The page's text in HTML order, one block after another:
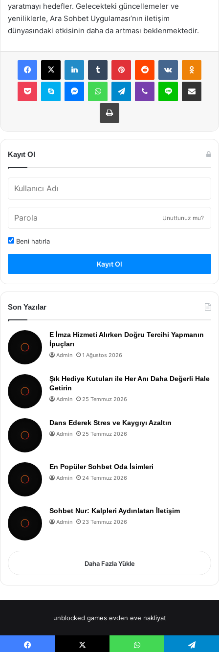
yaratmayı hedefler. Gelecekteki güncellemeler ve
yeniliklerle, Ara Sohbet Uygulaması’nın iletişim
dünyasındaki etkisinin daha da artması beklenmektedir.
Facebook
X LinkedInTumblr PinterestReddit VKontakte
Pocket Skype MessengerWhatsAppTelegramViber Line E-Posta ile
Yazdır
Kayıt Ol
Unuttunuz mu?
Beni hatırla
Kayıt Ol
Son Yazılar
E İmza Hizmeti Alırken Doğru Tercihi Yapmanın
İpuçları
Admin 1 Ağustos 2026
Şık Hediye Kutuları ile Her Anı Daha Değerli Hale
Getirin
Admin 25 Temmuz 2026
Dans Ederek Stres ve Kaygıyı Azaltın
Admin 25 Temmuz 2026
En Popüler Sohbet Oda İsimleri
Admin 24 Temmuz 2026
Sohbet Nur: Kalpleri Aydınlatan İletişim
Admin 23 Temmuz 2026
Daha Fazla Yükle
unblocked games evden eve nakliyat